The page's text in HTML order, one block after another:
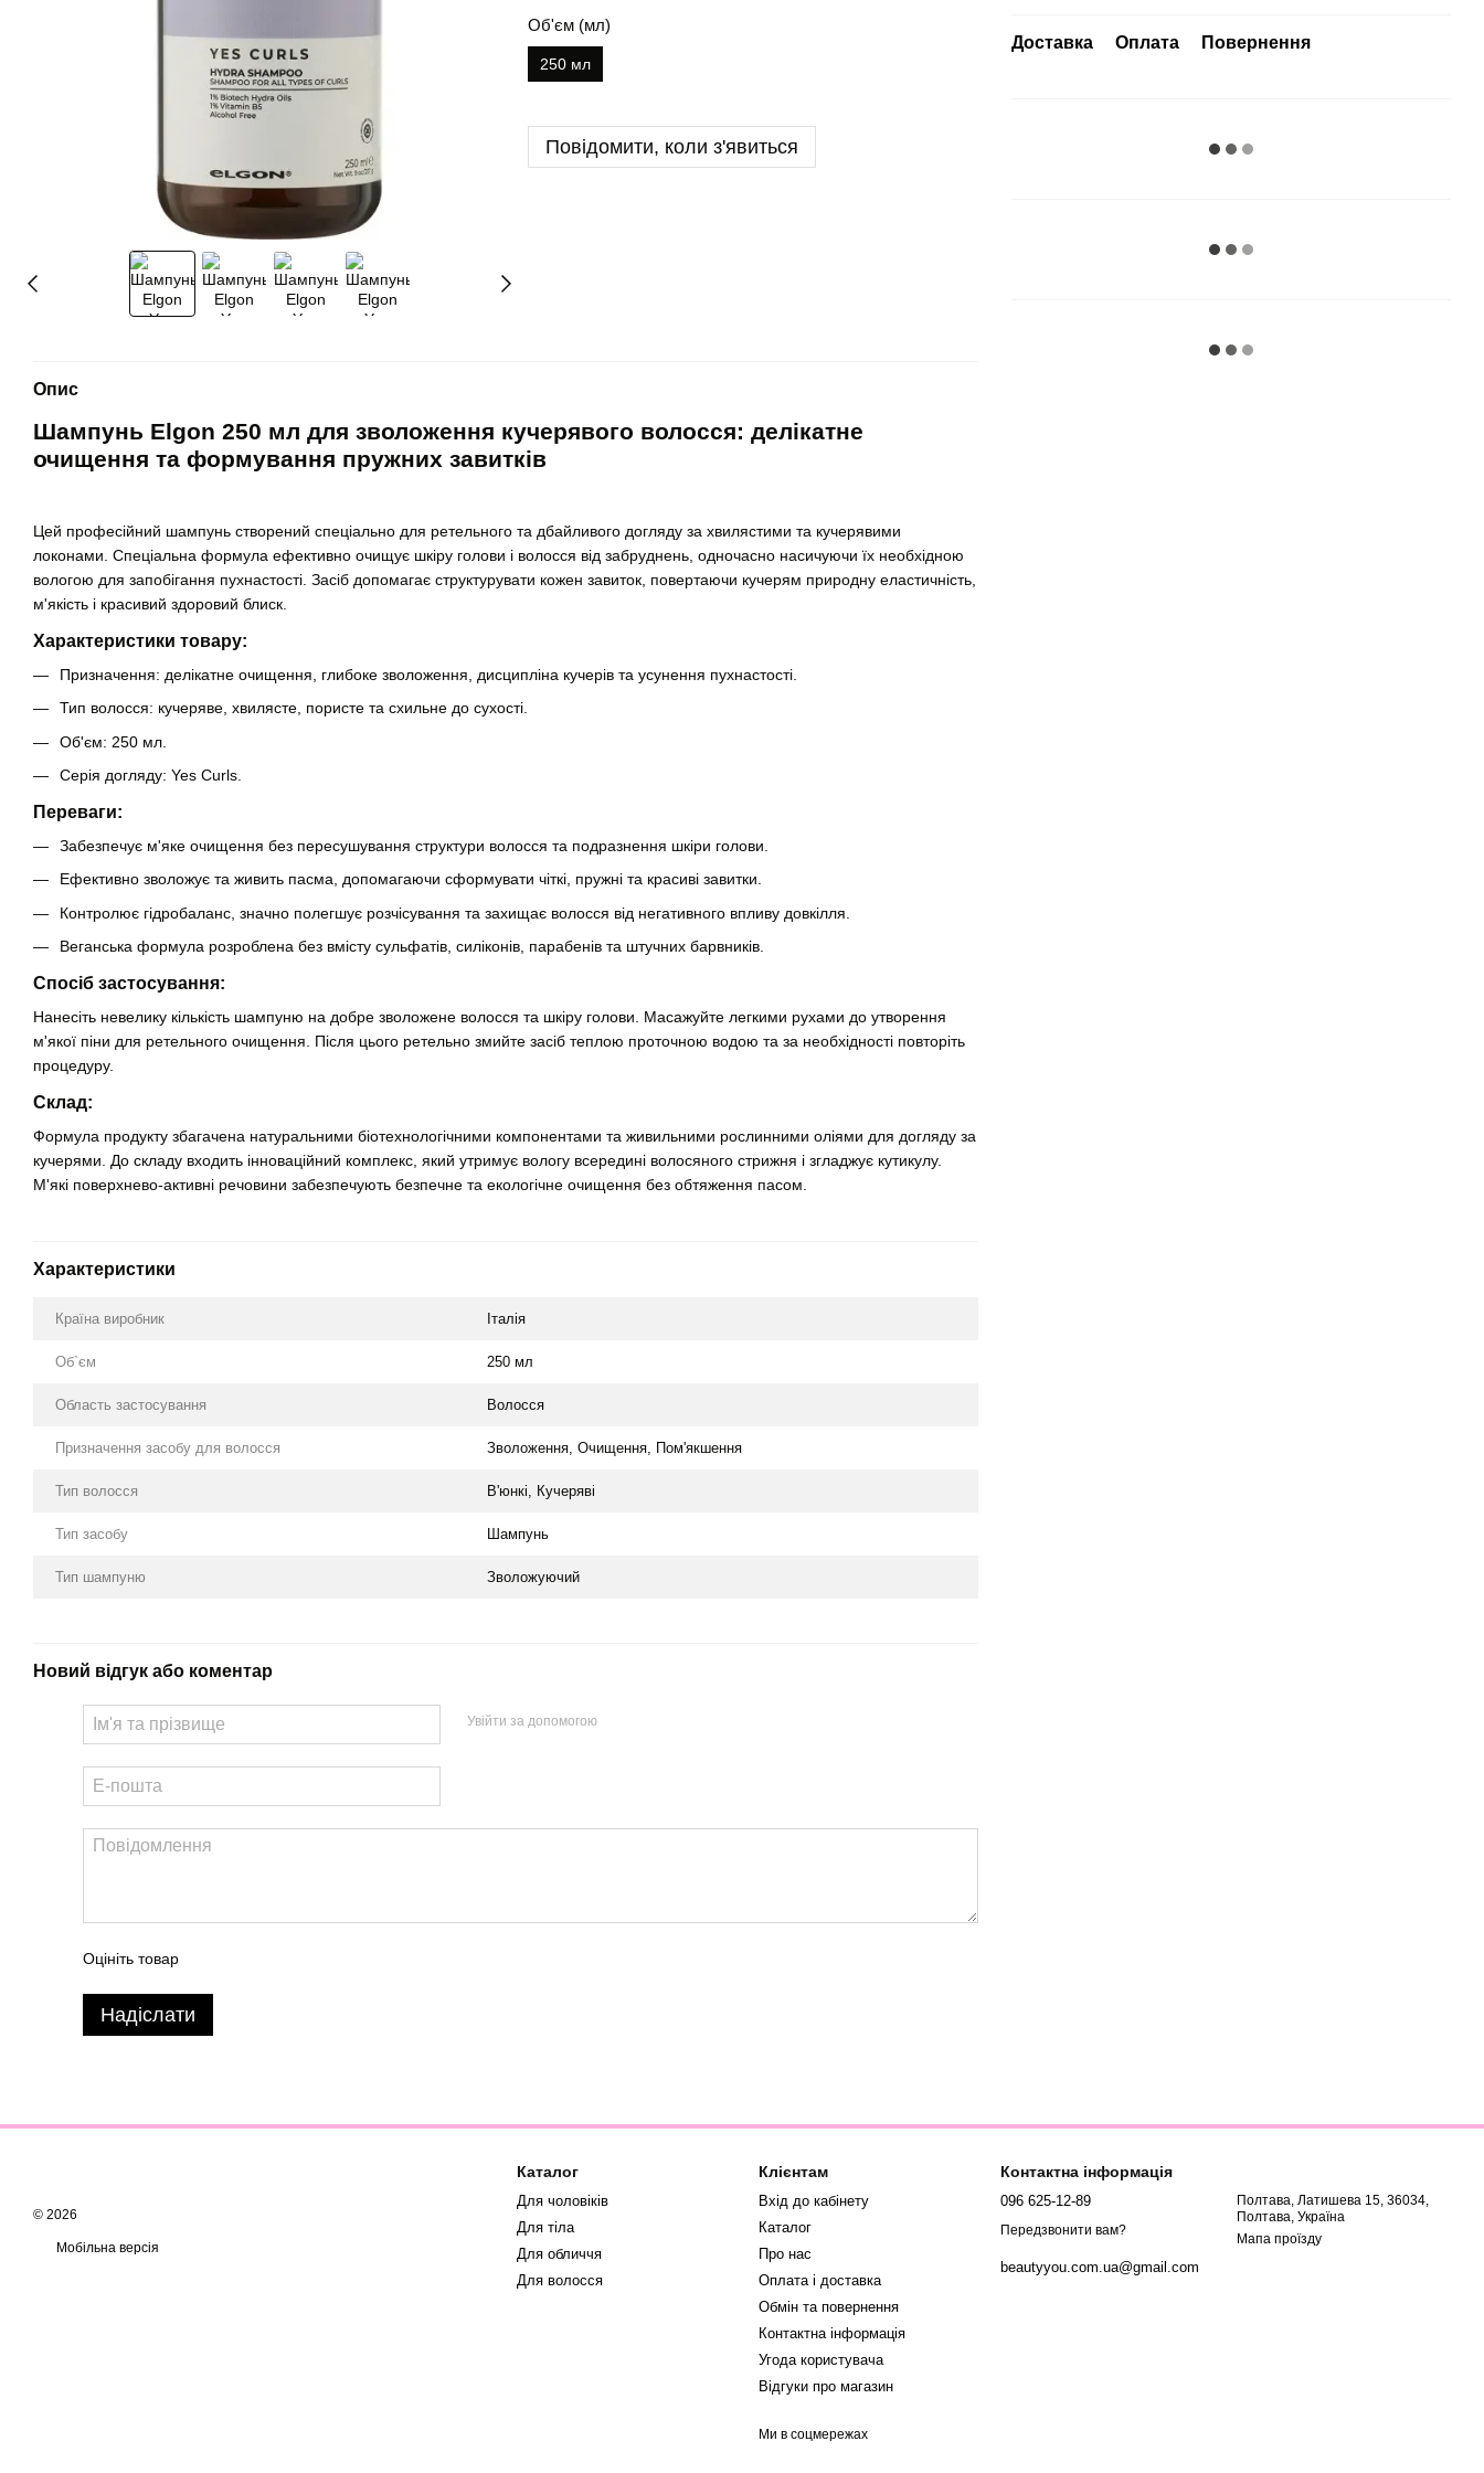
Об'єм (мл)
250 мл
Повідомити, коли з'явиться
Доставка Оплата Повернення
Опис
Шампунь Elgon 250 мл для зволоження кучерявого волосся: делікатне
очищення та формування пружних завитків
Цей професійний шампунь створений спеціально для ретельного та дбайливого догляду за хвилястими та кучерявими
локонами. Спеціальна формула ефективно очищує шкіру голови і волосся від забруднень, одночасно насичуючи їх необхідною
вологою для запобігання пухнастості. Засіб допомагає структурувати кожен завиток, повертаючи кучерям природну еластичність,
м'якість і красивий здоровий блиск.
Характеристики товару:
Призначення: делікатне очищення, глибоке зволоження, дисципліна кучерів та усунення пухнастості.
Тип волосся: кучеряве, хвилясте, пористе та схильне до сухості.
Об'єм: 250 мл.
Серія догляду: Yes Curls.
Переваги:
Забезпечує м'яке очищення без пересушування структури волосся та подразнення шкіри голови.
Ефективно зволожує та живить пасма, допомагаючи сформувати чіткі, пружні та красиві завитки.
Контролює гідробаланс, значно полегшує розчісування та захищає волосся від негативного впливу довкілля.
Веганська формула розроблена без вмісту сульфатів, силіконів, парабенів та штучних барвників.
Спосіб застосування:
Нанесіть невелику кількість шампуню на добре зволожене волосся та шкіру голови. Масажуйте легкими рухами до утворення
м'якої піни для ретельного очищення. Після цього ретельно змийте засіб теплою проточною водою та за необхідності повторіть
процедуру.
Склад:
Формула продукту збагачена натуральними біотехнологічними компонентами та живильними рослинними оліями для догляду за
кучерями. До складу входить інноваційний комплекс, який утримує вологу всередині волосяного стрижня і згладжує кутикулу.
М'які поверхнево-активні речовини забезпечують безпечне та екологічне очищення без обтяження пасом.
Характеристики
Країна виробник Італія
Об`єм 250 мл
Область застосування Волосся
Призначення засобу для волосся Зволоження, Очищення, Пом'якшення
Тип волосся В'юнкі, Кучеряві
Тип засобу Шампунь
Тип шампуню Зволожуючий
Новий відгук або коментар
Увійти за допомогою
Оцініть товар
Надіслати
© 2026
Мобільна версія
Каталог
Для чоловіків
Для тіла
Для обличчя
Для волосся
Клієнтам
Вхід до кабінету
Каталог
Про нас
Оплата і доставка
Обмін та повернення
Контактна інформація
Угода користувача
Відгуки про магазин
Ми в соцмережах
Контактна інформація
096 625-12-89
Передзвонити вам?
beautyyou.com.ua@gmail.com
Полтава, Латишева 15, 36034,
Полтава, Україна
Мапа проїзду